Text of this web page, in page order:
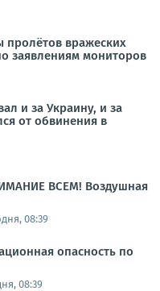
вражеских
заявлениям мониторов
и за Украину, и за
от обвинения в
ВСЕМ! Воздушная
08:39
опасность по
08:39